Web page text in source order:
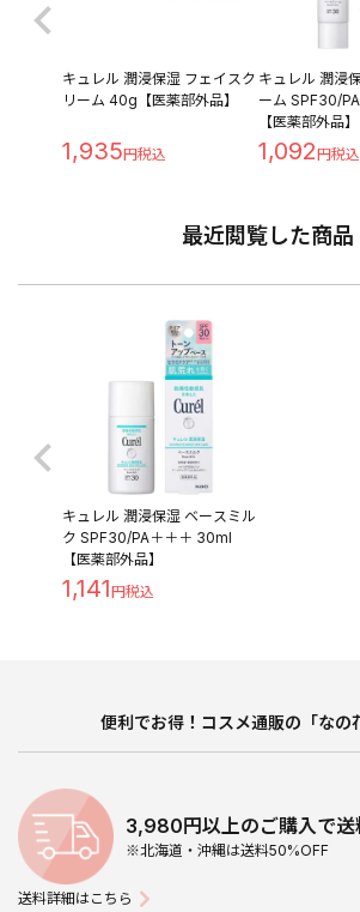
キュレル 潤浸保湿 フェイスク
リーム 40g【医薬部外品】
1,935
キュレル 潤浸
ーム SPF30/
【医薬部外品】
1,092
最近閲覧した商品
キュレル 潤浸保湿 ベースミル
ク SPF30/PA＋＋＋ 30ml
【医薬部外品】
1,141
便利でお得！コスメ通販の「なの
3,980円以上のご購入で送
※北海道・沖縄は送料50%OFF
送料詳細はこちら